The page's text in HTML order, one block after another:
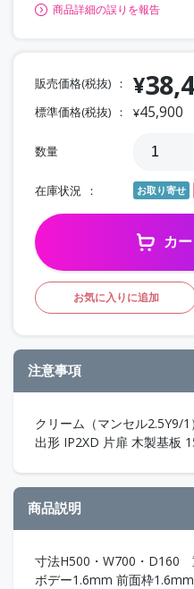
商品詳細の誤りを報告
販売価格(税抜) ¥
標準価格(税抜) ¥45,900
数量
在庫状況 お取り寄せ
カ
お気に入りに追加
注意事項
クリーム（マンセル
出形 IP2XD 片扉 木製基板
商品説明
寸法H500・W700・D160
ボデー1.6mm 前面枠1.6mm